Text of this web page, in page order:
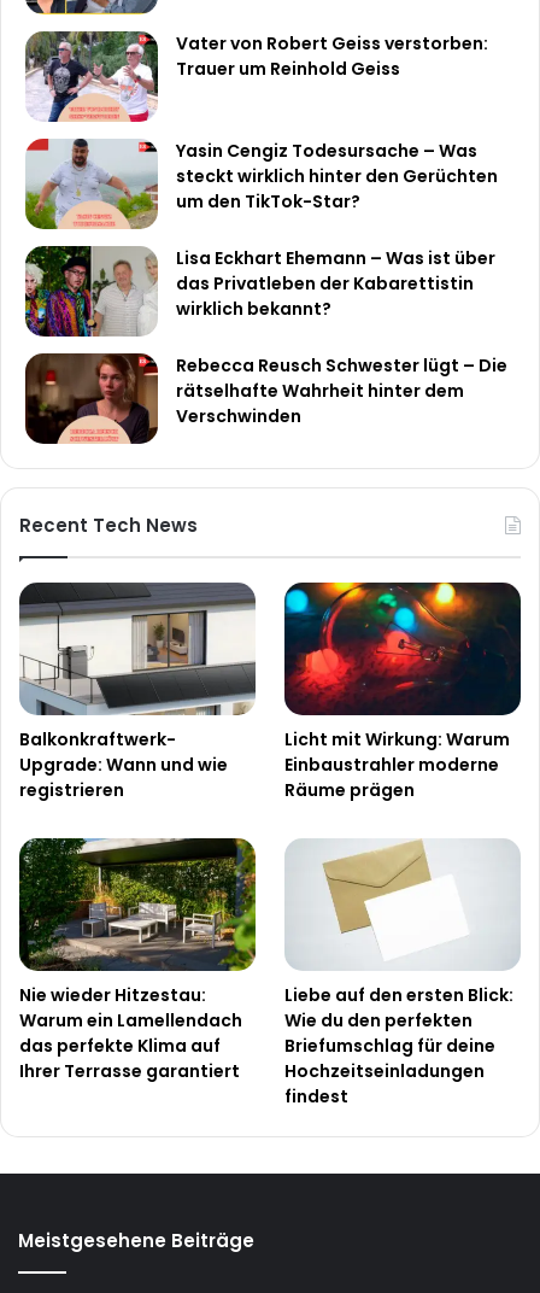
Vater von Robert Geiss verstorben:
Trauer um Reinhold Geiss
Yasin Cengiz Todesursache – Was
steckt wirklich hinter den Gerüchten
um den TikTok-Star?
Lisa Eckhart Ehemann – Was ist über
das Privatleben der Kabarettistin
wirklich bekannt?
Rebecca Reusch Schwester lügt – Die
rätselhafte Wahrheit hinter dem
Verschwinden
Recent Tech News
Balkonkraftwerk-
Upgrade: Wann und wie
registrieren
Licht mit Wirkung: Warum
Einbaustrahler moderne
Räume prägen
Nie wieder Hitzestau:
Warum ein Lamellendach
das perfekte Klima auf
Ihrer Terrasse garantiert
Liebe auf den ersten Blick:
Wie du den perfekten
Briefumschlag für deine
Hochzeitseinladungen
findest
Meistgesehene Beiträge